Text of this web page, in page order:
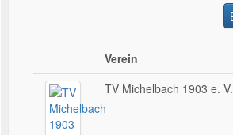
Verein
TV Michelbach 1903 e. V.